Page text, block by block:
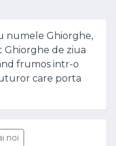
numele Ghiorghe,
Ghiorghe de ziua
frumos intr-o
care porta
noi